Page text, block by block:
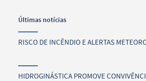
Últimas notícias
RISCO DE INCÊNDIO E ALERTAS
HIDROGINÁSTICA PROMOVE